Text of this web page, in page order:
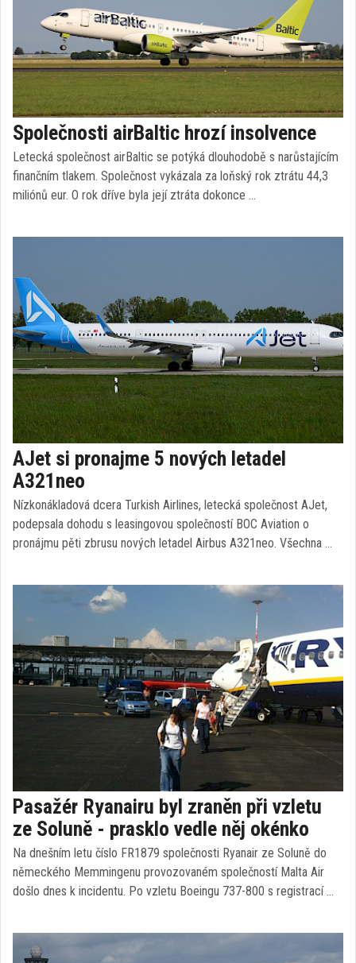
Společnosti airBaltic hrozí insolvence
Letecká společnost airBaltic se potýká dlouhodobě s narůstajícím
finančním tlakem. Společnost vykázala za loňský rok ztrátu 44,3
miliónů eur. O rok dříve byla její ztráta dokonce …
AJet si pronajme 5 nových letadel
A321neo
Nízkonákladová dcera Turkish Airlines, letecká společnost AJet,
podepsala dohodu s leasingovou společností BOC Aviation o
pronájmu pěti zbrusu nových letadel Airbus A321neo. Všechna …
Pasažér Ryanairu byl zraněn při vzletu
ze Soluně - prasklo vedle něj okénko
Na dnešním letu číslo FR1879 společnosti Ryanair ze Soluně do
německého Memmingenu provozovaném společností Malta Air
došlo dnes k incidentu. Po vzletu Boeingu 737-800 s registrací …